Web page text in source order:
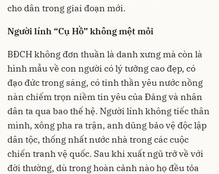
cho dân trong giai đoạn mới.
Người lính “Cụ Hồ” không mệt mỏi
BĐCH không đơn thuần là danh xưng mà còn là
hình mẫu về con người có lý tưởng cao đẹp, có
đạo đức trong sáng, có tinh thần yêu nước nồng
nàn chiếm trọn niềm tin yêu của Đảng và nhân
dân ta qua bao thế hệ. Người lính không tiếc thân
mình, xông pha ra trận, anh dũng bảo vệ độc lập
dân tộc, thống nhất nước nhà trong các cuộc
chiến tranh vệ quốc. Sau khi xuất ngũ trở về với
đời thường, dù trong hoàn cảnh nào họ đều tỏa